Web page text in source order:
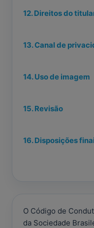
12. Direitos do
13. Canal de
14. Uso de imagem
15. Revisão
16. Disposições
O Código de
da Sociedade